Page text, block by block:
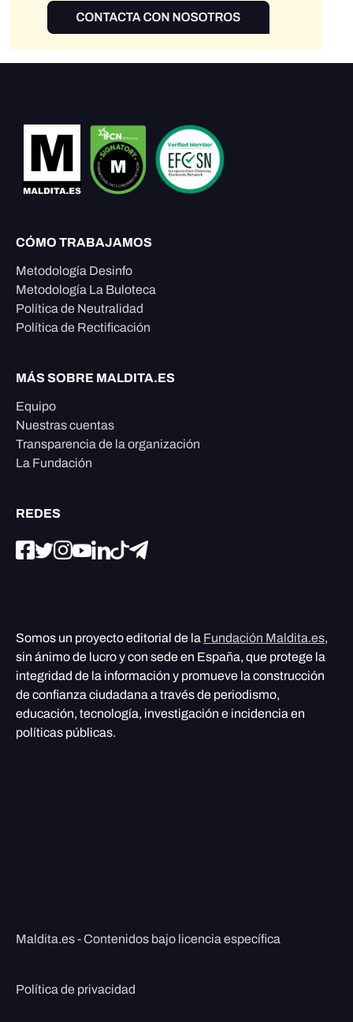
CÓMO TRABAJAMOS
Metodología Desinfo
Metodología La Buloteca
Política de Neutralidad
Política de Rectificación
MÁS SOBRE MALDITA.ES
Equipo
Nuestras cuentas
Transparencia de la organización
La Fundación
REDES
Somos un proyecto editorial de la Fundación Maldita.es,
sin ánimo de lucro y con sede en España, que protege la
integridad de la información y promueve la construcción
de confianza ciudadana a través de periodismo,
educación, tecnología, investigación e incidencia en
políticas públicas.
Maldita.es - Contenidos bajo licencia específica
Política de privacidad